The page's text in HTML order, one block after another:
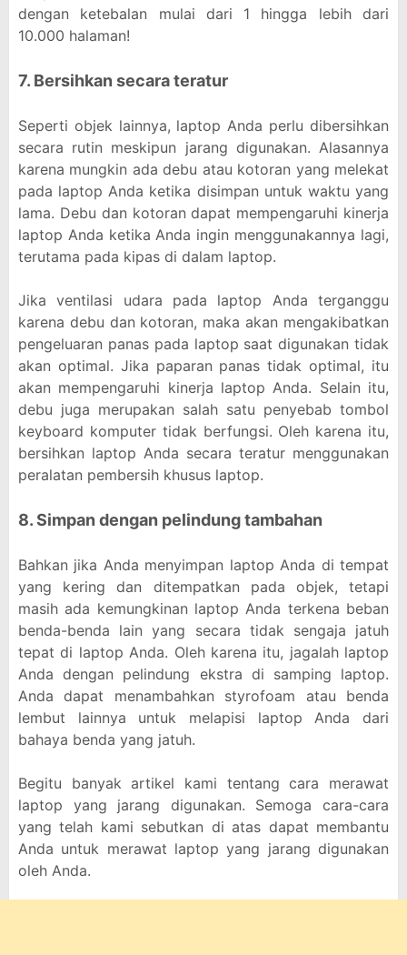
dengan ketebalan mulai dari 1 hingga lebih dari
10.000 halaman!
7. Bersihkan secara teratur
Seperti objek lainnya, laptop Anda perlu dibersihkan
secara rutin meskipun jarang digunakan. Alasannya
karena mungkin ada debu atau kotoran yang melekat
pada laptop Anda ketika disimpan untuk waktu yang
lama. Debu dan kotoran dapat mempengaruhi kinerja
laptop Anda ketika Anda ingin menggunakannya lagi,
terutama pada kipas di dalam laptop.
Jika ventilasi udara pada laptop Anda terganggu
karena debu dan kotoran, maka akan mengakibatkan
pengeluaran panas pada laptop saat digunakan tidak
akan optimal. Jika paparan panas tidak optimal, itu
akan mempengaruhi kinerja laptop Anda. Selain itu,
debu juga merupakan salah satu penyebab tombol
keyboard komputer tidak berfungsi. Oleh karena itu,
bersihkan laptop Anda secara teratur menggunakan
peralatan pembersih khusus laptop.
8. Simpan dengan pelindung tambahan
Bahkan jika Anda menyimpan laptop Anda di tempat
yang kering dan ditempatkan pada objek, tetapi
masih ada kemungkinan laptop Anda terkena beban
benda-benda lain yang secara tidak sengaja jatuh
tepat di laptop Anda. Oleh karena itu, jagalah laptop
Anda dengan pelindung ekstra di samping laptop.
Anda dapat menambahkan styrofoam atau benda
lembut lainnya untuk melapisi laptop Anda dari
bahaya benda yang jatuh.
Begitu banyak artikel kami tentang cara merawat
laptop yang jarang digunakan. Semoga cara-cara
yang telah kami sebutkan di atas dapat membantu
Anda untuk merawat laptop yang jarang digunakan
oleh Anda.